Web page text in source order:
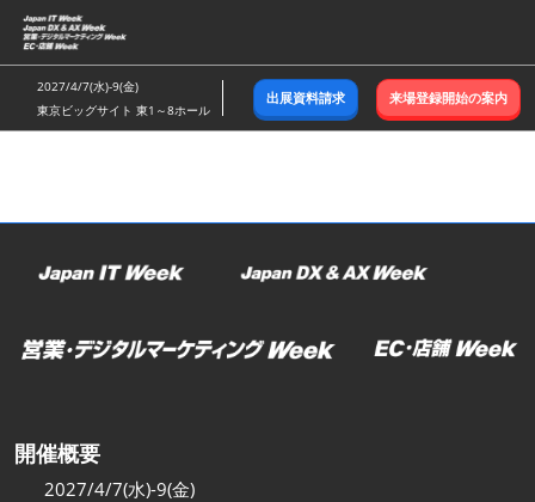
ス
キ
ッ
し
む
2027/4/7(水)-9(金)
東京ビッグサイト 東1～8ホール
出展資料請求 来場登録開始の案内
開催概要
2027/4/7(水)-9(金)